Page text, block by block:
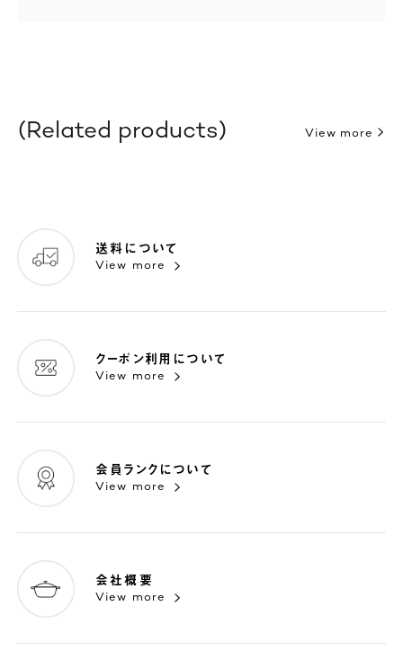
Related products View more
送料について
View more
クーポン利用について
View more
会員ランクについて
View more
会社概要
View more